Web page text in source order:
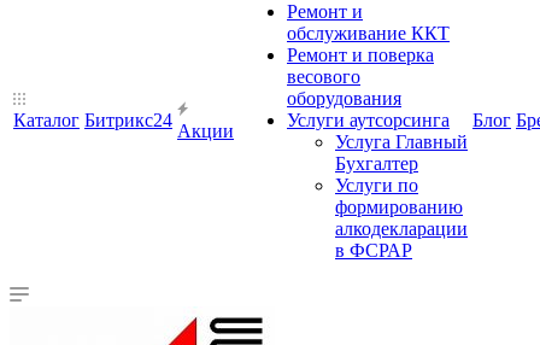
Каталог Битрикс24
Акции
Ремонт и
обслуживание ККТ
Ремонт и поверка
весового
оборудования
Услуги аутсорсинга
Услуга Главный
Бухгалтер
Услуги по
формированию
алкодекларации
в ФСРАР
Блог